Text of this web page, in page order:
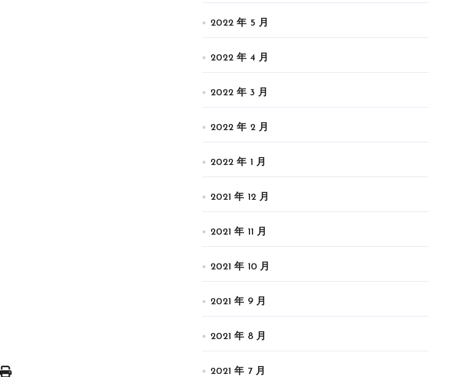
2022 年 5 月
2022 年 4 月
2022 年 3 月
2022 年 2 月
2022 年 1 月
2021 年 12 月
2021 年 11 月
2021 年 10 月
2021 年 9 月
2021 年 8 月
2021 年 7 月